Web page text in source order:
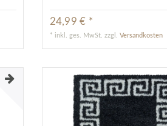
24,99 € *
* inkl. ges. MwSt. zzgl. Versandkosten